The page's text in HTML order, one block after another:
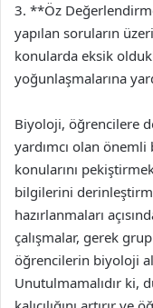
3. **Öz
yapılan soruların
konularda eksik
yoğunlaşmalarına
Biyoloji, öğrencilere
yardımcı olan önemli
konularını
bilgilerini
hazırlanmaları
çalışmalar, gerek
öğrencilerin biyoloji
Unutulmamalıdır ki,